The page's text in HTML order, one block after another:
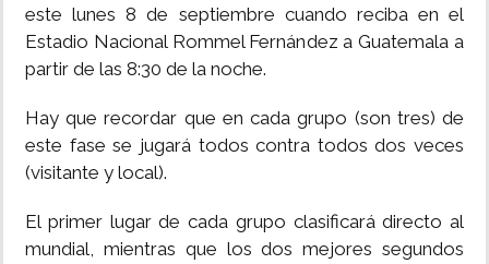
este lunes 8 de septiembre cuando reciba en el
Estadio Nacional Rommel Fernández a Guatemala a
partir de las 8:30 de la noche.
Hay que recordar que en cada grupo (son tres) de
este fase se jugará todos contra todos dos veces
(visitante y local).
El primer lugar de cada grupo clasificará directo al
mundial, mientras que los dos mejores segundos